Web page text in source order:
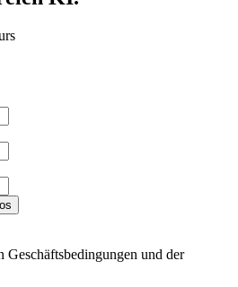
Geschäftsbedingungen und der